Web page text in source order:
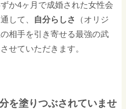
か4ヶ月で成婚された女性会
して、 自分らしさ
（オリジ
相手を引き寄せる最強の武
せていただきます。
を塗りつぶされていませ